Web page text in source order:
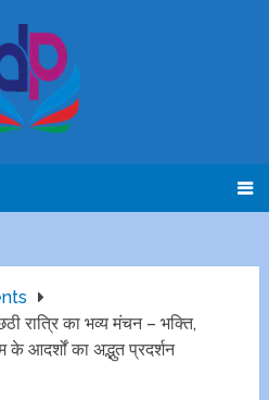
रात्रि का भव्य मंचन – भक्ति,
के आदर्शों का अद्भुत प्रदर्शन